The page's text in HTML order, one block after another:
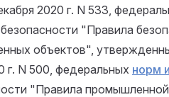
2020 г. N 533,
"Правила
объектов",
г. N 500, федеральных норм
"Правила